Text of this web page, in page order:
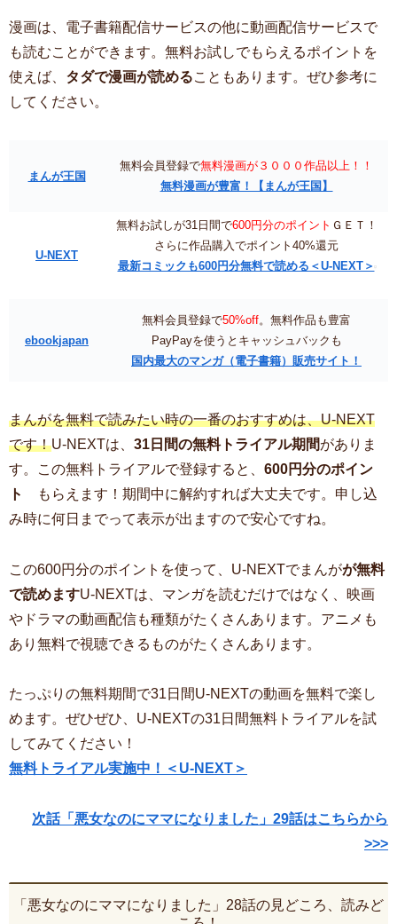
漫画は、電子書籍配信サービスの他に動画配信サービスで
も読むことができます。無料お試しでもらえるポイントを
使えば、 タダで漫画が読めることもあります。ぜひ参考に
してください。
まんが王国
無料会員登録で無料漫画が３０００作品以上！！
無料漫画が豊富！【まんが王国】
U-NEXT
無料お試しが31日間で600円分のポイント ＧＥＴ！
さらに作品購入でポイント40%還元
最新コミックも600円分無料で読める＜U-NEXT＞
ebookjapan
無料会員登録で50%off。無料作品も豊富
PayPayを使うとキャッシュバックも
国内最大のマンガ（電子書籍）販売サイト！
まんがを無料で読みたい時の一番のおすすめは、U-NEXT
です！U-NEXTは、 31日間の無料トライアル期間がありま
す。この無料トライアルで登録すると、 600円分のポイン
ト
もらえます！期間中に解約すれば大丈夫です。申し込
み時に何日までって表示が出ますので安心ですね。
この600円分のポイントを使って、U-NEXTでまんがが無料
で読めますU-NEXTは、マンガを読むだけではなく、映画
やドラマの動画配信も種類がたくさんあります。アニメも
あり無料で視聴できるものがたくさんあります。
たっぷりの無料期間で31日間U-NEXTの動画を無料で楽し
めます。ぜひぜひ、U-NEXTの31日間無料トライアルを試
してみてください！
無料トライアル実施中！＜U-NEXT＞
次話「悪女なのにママになりました」29話はこちらから
>>>
「悪女なのにママになりました」28話の見どころ、読みど